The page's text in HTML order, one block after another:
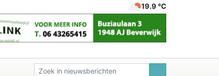
19.9 ℃